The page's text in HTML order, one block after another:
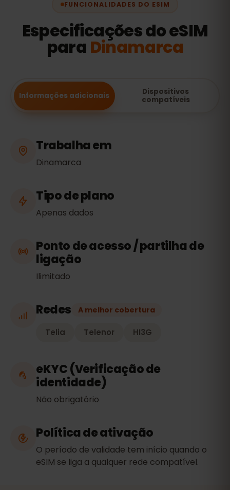
FUNCIONALIDADES DO ESIM
Especificações do eSIM
para Dinamarca
Informações adicionais
Dispositivos
compatíveis
Trabalha em
Dinamarca
Tipo de plano
Apenas dados
Ponto de acesso / partilha de
ligação
Ilimitado
Redes A melhor cobertura
Telia Telenor HI3G
eKYC (Verificação de
identidade)
Não obrigatório
Política de ativação
O período de validade tem início quando o
eSIM se liga a qualquer rede compatível.